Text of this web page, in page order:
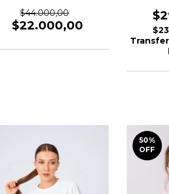
$44.000,00
$22.000,00
50%
OFF